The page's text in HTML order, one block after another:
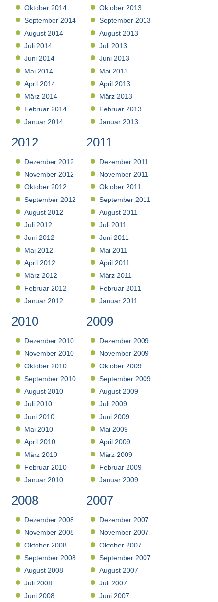
Oktober 2014
September 2014
August 2014
Juli 2014
Juni 2014
Mai 2014
April 2014
März 2014
Februar 2014
Januar 2014
Oktober 2013
September 2013
August 2013
Juli 2013
Juni 2013
Mai 2013
April 2013
März 2013
Februar 2013
Januar 2013
2012
Dezember 2012
November 2012
Oktober 2012
September 2012
August 2012
Juli 2012
Juni 2012
Mai 2012
April 2012
März 2012
Februar 2012
Januar 2012
2011
Dezember 2011
November 2011
Oktober 2011
September 2011
August 2011
Juli 2011
Juni 2011
Mai 2011
April 2011
März 2011
Februar 2011
Januar 2011
2010
Dezember 2010
November 2010
Oktober 2010
September 2010
August 2010
Juli 2010
Juni 2010
Mai 2010
April 2010
März 2010
Februar 2010
Januar 2010
2009
Dezember 2009
November 2009
Oktober 2009
September 2009
August 2009
Juli 2009
Juni 2009
Mai 2009
April 2009
März 2009
Februar 2009
Januar 2009
2008
Dezember 2008
November 2008
Oktober 2008
September 2008
August 2008
Juli 2008
Juni 2008
2007
Dezember 2007
November 2007
Oktober 2007
September 2007
August 2007
Juli 2007
Juni 2007